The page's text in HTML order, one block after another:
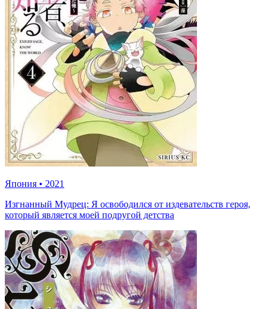
Япония • 2021
Изгнанный Мудрец: Я освободился от издевательств героя,
который является моей подругой детства